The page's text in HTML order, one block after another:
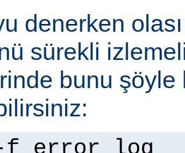
denerken
sürekli
bunu şöyle